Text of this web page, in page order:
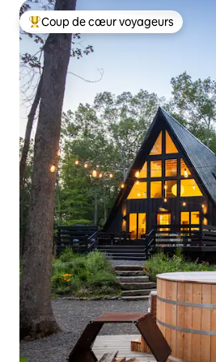
Coups de cœur voyageurs les plus
Coup de cœur voyageurs